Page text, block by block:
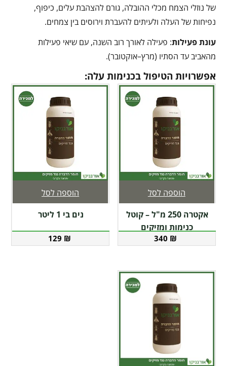
של נוזלי הצמח מכלי ההובלה, גורם להצהבת עלים, כיפוף,
נפיחות של העלה ולעיתים להעברת וירוסים בין צמחים.
עונת פעילות: פעילה לאורך רוב השנה, עם שיאי פעילות
מהאביב עד הסתיו (מרץ–אוקטובר).
אפשרויות הטיפול בכנימות עלה:
אקטרה 250 מ"ל – קוטל
כנימות ומזיקים
340 ₪
הוספה לסל
נים בי 1 ליטר
129 ₪
הוספה לסל